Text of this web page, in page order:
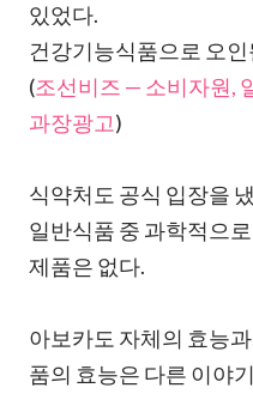
있었다.
건강기능식품으로 오
(조선비즈 — 소비자원,
과장광고)
식약처도 공식 입장을
일반식품 중 과학적으
제품은 없다.
아보카도 자체의 효능
품의 효능은 다른 이야